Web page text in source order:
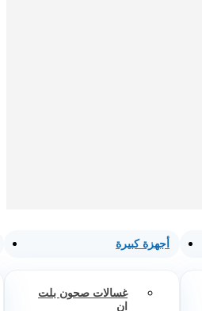
أجهزة كبيرة
غسالات صحون بلت
ان